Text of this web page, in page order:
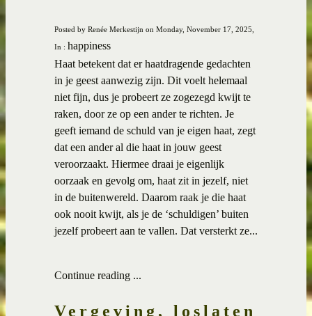
Posted by Renée Merkestijn on Monday, November 17, 2025,
In : happiness
Haat betekent dat er haatdragende gedachten
in je geest aanwezig zijn. Dit voelt helemaal
niet fijn, dus je probeert ze zogezegd kwijt te
raken, door ze op een ander te richten. Je
geeft iemand de schuld van je eigen haat, zegt
dat een ander al die haat in jouw geest
veroorzaakt. Hiermee draai je eigenlijk
oorzaak en gevolg om, haat zit in jezelf, niet
in de buitenwereld. Daarom raak je die haat
ook nooit kwijt, als je de ‘schuldigen’ buiten
jezelf probeert aan te vallen. Dat versterkt ze...
Continue reading ...
Vergeving, loslaten